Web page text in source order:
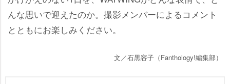
んな思いで迎えたのか。撮影メンバーによるコメント
とともにお楽しみください。
文／石黒容子（Fanthology!編集部）